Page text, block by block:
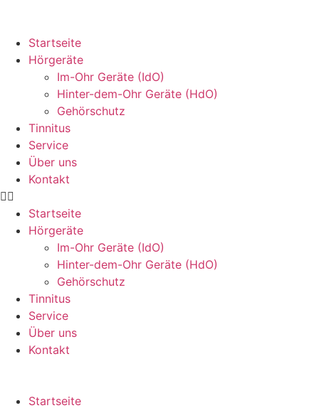
Startseite
Hörgeräte
Im-Ohr Geräte (IdO)
Hinter-dem-Ohr Geräte (HdO)
Gehörschutz
Tinnitus
Service
Über uns
Kontakt
Startseite
Hörgeräte
Im-Ohr Geräte (IdO)
Hinter-dem-Ohr Geräte (HdO)
Gehörschutz
Tinnitus
Service
Über uns
Kontakt
Startseite